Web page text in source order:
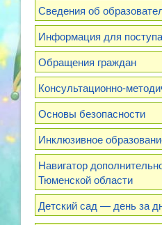
Сведения об
Информация для
Обращения граждан
Консультационно-
Основы безопасности
Инклюзивное
Навигатор
Тюменской области
Детский сад — день за